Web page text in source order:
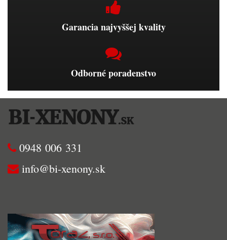
Garancia najvyššej kvality
Odborné poradenstvo
0948 006 331
info@bi-xenony.sk